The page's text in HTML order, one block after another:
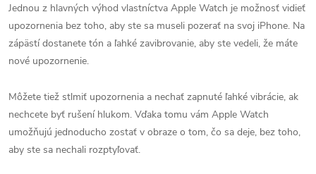
Jednou z hlavných výhod vlastníctva Apple Watch je možnosť vidieť
upozornenia bez toho, aby ste sa museli pozerať na svoj iPhone. Na
zápästí dostanete tón a ľahké zavibrovanie, aby ste vedeli, že máte
nové upozornenie.
Môžete tiež stlmiť upozornenia a nechať zapnuté ľahké vibrácie, ak
nechcete byť rušení hlukom. Vďaka tomu vám Apple Watch
umožňujú jednoducho zostať v obraze o tom, čo sa deje, bez toho,
aby ste sa nechali rozptyľovať.